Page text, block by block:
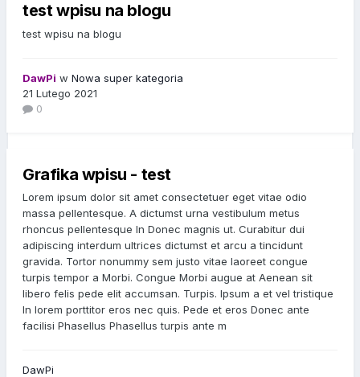
test wpisu na blogu
test wpisu na blogu
DawPi w Nowa super kategoria
21 Lutego 2021
0
Grafika wpisu - test
Lorem ipsum dolor sit amet consectetuer eget vitae odio
massa pellentesque. A dictumst urna vestibulum metus
rhoncus pellentesque In Donec magnis ut. Curabitur dui
adipiscing interdum ultrices dictumst et arcu a tincidunt
gravida. Tortor nonummy sem justo vitae laoreet congue
turpis tempor a Morbi. Congue Morbi augue at Aenean sit
libero felis pede elit accumsan. Turpis. Ipsum a et vel tristique
In lorem porttitor eros nec quis. Pede et eros Donec ante
facilisi Phasellus Phasellus turpis ante m
DawPi